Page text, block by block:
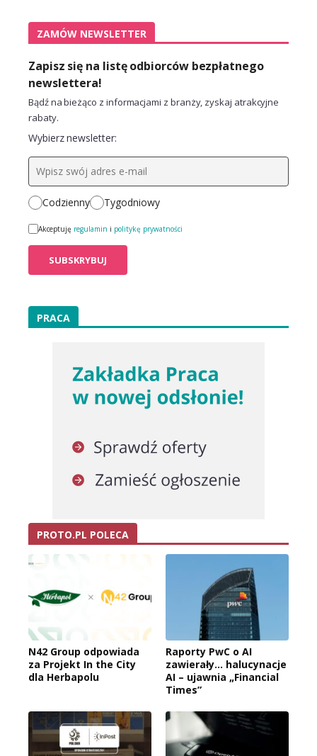
ZAMÓW NEWSLETTER
Zapisz się na listę odbiorców bezpłatnego
newslettera!
Bądź na bieżąco z informacjami z branży, zyskaj atrakcyjne
rabaty.
Wybierz newsletter:
Codzienny Tygodniowy
Akceptuję regulamin i politykę prywatności
PRACA
PROTO.PL POLECA
N42 Group odpowiada
za Projekt In the City
dla Herbapolu
Raporty PwC o AI
zawierały… halucynacje
AI – ujawnia „Financial
Times”